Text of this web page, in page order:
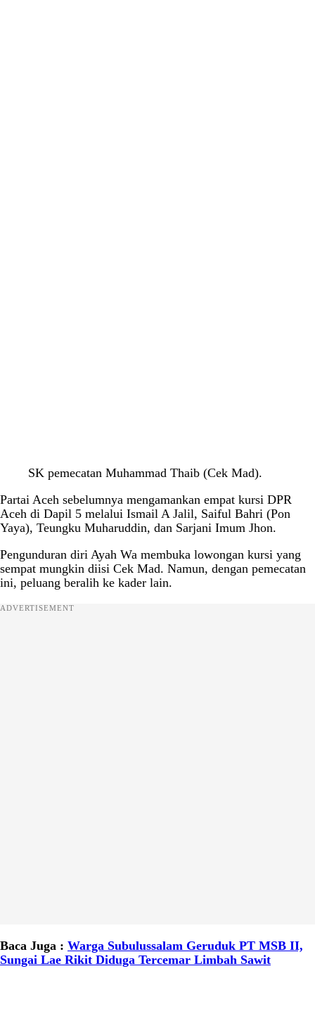
SK pemecatan Muhammad Thaib (Cek Mad).
Partai Aceh sebelumnya mengamankan empat kursi DPR
Aceh di Dapil 5 melalui Ismail A Jalil, Saiful Bahri (Pon
Yaya), Teungku Muharuddin, dan Sarjani Imum Jhon.
Pengunduran diri Ayah Wa membuka lowongan kursi yang
sempat mungkin diisi Cek Mad. Namun, dengan pemecatan
ini, peluang beralih ke kader lain.
ADVERTISEMENT
Baca Juga : Warga Subulussalam Geruduk PT MSB II,
Sungai Lae Rikit Diduga Tercemar Limbah Sawit